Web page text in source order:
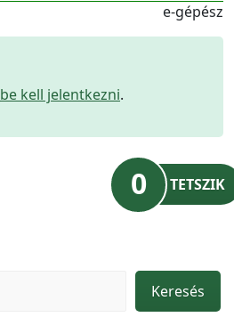
e-gépész
be kell jelentkezni.
0 TETSZIK
Keresés